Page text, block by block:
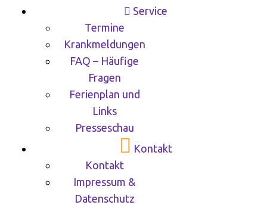
Service
Termine
Krankmeldungen
FAQ – Häufige
Fragen
Ferienplan und
Links
Presseschau
Kontakt
Kontakt
Impressum &
Datenschutz